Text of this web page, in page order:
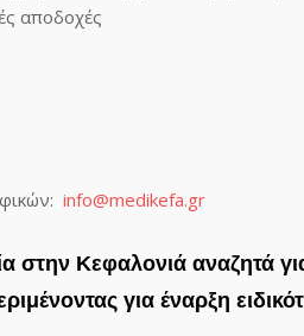
αποδοχές
info@medikefa.gr
στην Κεφαλονιά αναζητά
για έναρξη